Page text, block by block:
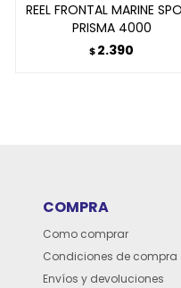
REEL FRONTAL MARINE
PRISMA 4000
$2.390
COMPRA
Como comprar
Condiciones de compra
Envíos y devoluciones